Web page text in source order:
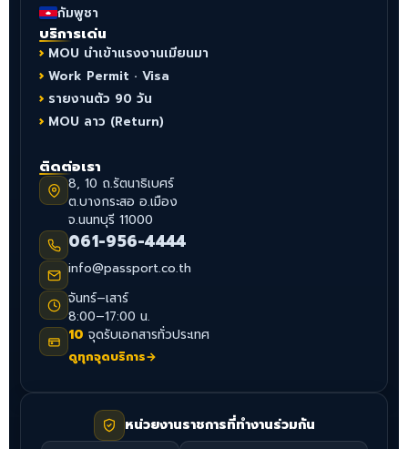
กัมพูชา
บริการเด่น
MOU นำเข้าแรงงานเมียนมา
Work Permit · Visa
รายงานตัว 90 วัน
MOU ลาว (Return)
ติดต่อเรา
8, 10 ถ.รัตนาธิเบศร์
ต.บางกระสอ อ.เมือง
จ.นนทบุรี 11000
061-956-4444
info@passport.co.th
จันทร์–เสาร์
8:00–17:00 น.
10 จุดรับเอกสารทั่วประเทศ
ดูทุกจุดบริการ→
หน่วยงานราชการที่ทำงานร่วมกัน